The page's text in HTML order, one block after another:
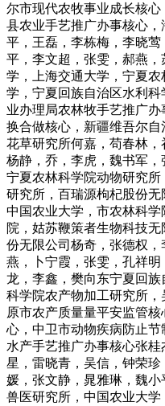
尔市现代农牧事业成长核
县农业手艺推广办事核心
平，王磊，李栋梅，李晓
平，李文超，张雯，郝燕
学，上海交通大学，宁夏
学，宁夏回族自治区水利
业办理局农林牧手艺推广
换合做核心，新疆维吾尔
花草研究所何嘉，苟春林，
杨静，乔，李虎，魏书军
宁夏农林科学院动物研究
研究所，百瑞源枸杞股份无
中国农业大学，市农林科
院，姑苏鞭策者生物科技
份无限公司杨奇，张德权
燕，卜宁霞，张雯，孔祥
龙，李鑫，樊向东宁夏回
科学院农产物加工研究所
原市农产质量量平安监管
心，中卫市动物疾病防止
水产手艺推广办事核心张
星，雷晓青，吴信，钟荣
媛，张文静，晁雅琳，魏
兽医研究所，中国农业大